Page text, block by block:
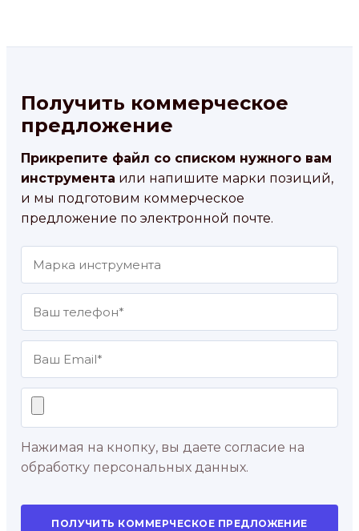
Получить коммерческое
предложение
Прикрепите файл со списком нужного вам
инструмента или напишите марки позиций,
и мы подготовим коммерческое
предложение по электронной почте.
Нажимая на кнопку, вы даете согласие на
обработку персональных данных.
ПОЛУЧИТЬ КОММЕРЧЕСКОЕ ПРЕДЛОЖЕНИЕ